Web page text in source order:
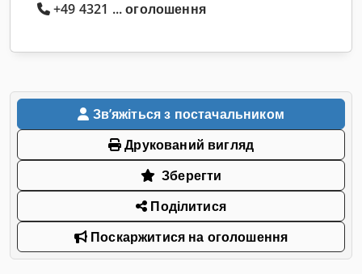
+49 4321 ... оголошення
Звʼяжіться з постачальником
Друкований вигляд
Зберегти
Поділитися
Поскаржитися на оголошення